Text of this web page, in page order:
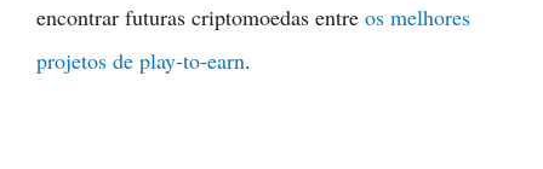
encontrar futuras criptomoedas entre os melhores
projetos de play-to-earn.